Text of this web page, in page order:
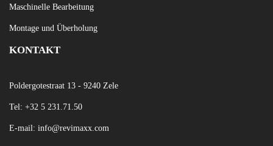
Maschinelle Bearbeitung
Montage und Überholung
KONTAKT
Poldergotestraat 13 - 9240 Zele
Tel: +32 5 231.71.50
E-mail: info@revimaxx.com